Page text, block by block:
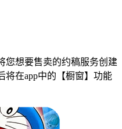
想要售卖的约稿服务创建
将在app中的【橱窗】功能